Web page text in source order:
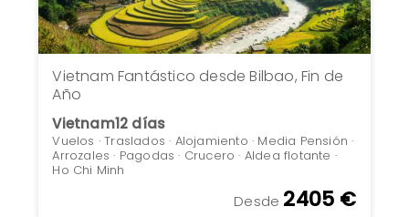
Desde 2405 €
Vietnam Fantástico desde Bilbao, Fin de
Año
Vietnam12 días
Vuelos · Traslados · Alojamiento · Media Pensión ·
Arrozales · Pagodas · Crucero · Aldea flotante ·
Ho Chi Minh